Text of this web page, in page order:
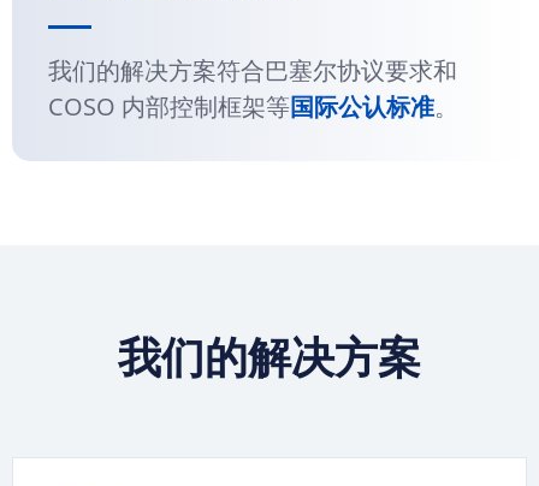
我们的解决方案符合巴塞尔协议要求和
COSO 内部控制框架等国际公认标准。
我们的解决方案